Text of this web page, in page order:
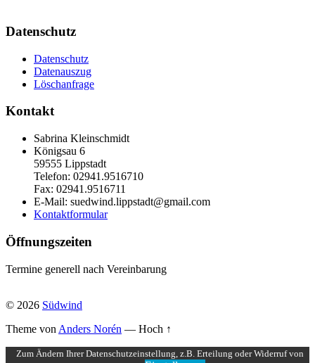
Datenschutz
Datenschutz
Datenauszug
Löschanfrage
Kontakt
Sabrina Kleinschmidt
Königsau 6
59555 Lippstadt
Telefon: 02941.9516710
Fax: 02941.9516711
E-Mail: suedwind.lippstadt@gmail.com
Kontaktformular
Öffnungszeiten
Termine generell nach Vereinbarung
© 2026 Südwind
Theme von Anders Norén — Hoch ↑
Zum Ändern Ihrer Datenschutzeinstellung, z.B. Erteilung oder Widerruf von